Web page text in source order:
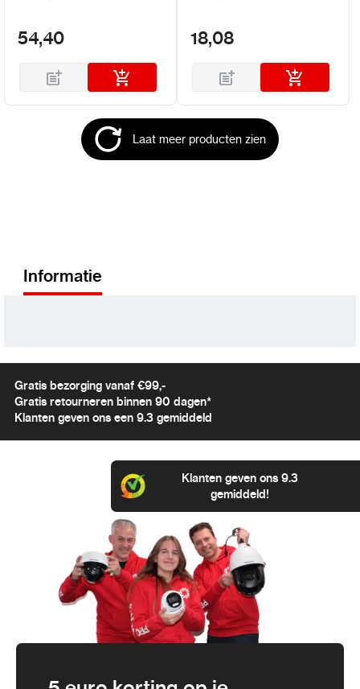
54,40 18,08
Laat meer producten zien
Informatie
Gratis bezorging vanaf €99,-
Gratis retourneren binnen 90 dagen*
Klanten geven ons een 9.3 gemiddeld
Klanten geven ons 9.3
gemiddeld!